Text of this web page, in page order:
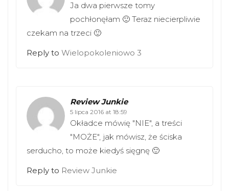
Ja dwa pierwsze tomy
pochłonęłam 🙂 Teraz niecierpliwie
czekam na trzeci 🙂
Reply to Wielopokoleniowo 3
Review Junkie
5 lipca 2016 at 18:59
Okładce mówię "NIE", a treści
"MOŻE", jak mówisz, że ściska
serducho, to może kiedyś sięgnę 🙂
Reply to Review Junkie